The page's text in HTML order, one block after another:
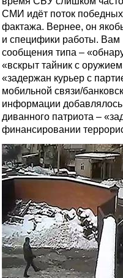
СМИ идёт поток
фактажа. Вернее, он
и специфики работы. Вам
сообщения типа –
«вскрыт тайник с
«задержан курьер с
мобильной связи/
информации
диванного патриота –
финансировании